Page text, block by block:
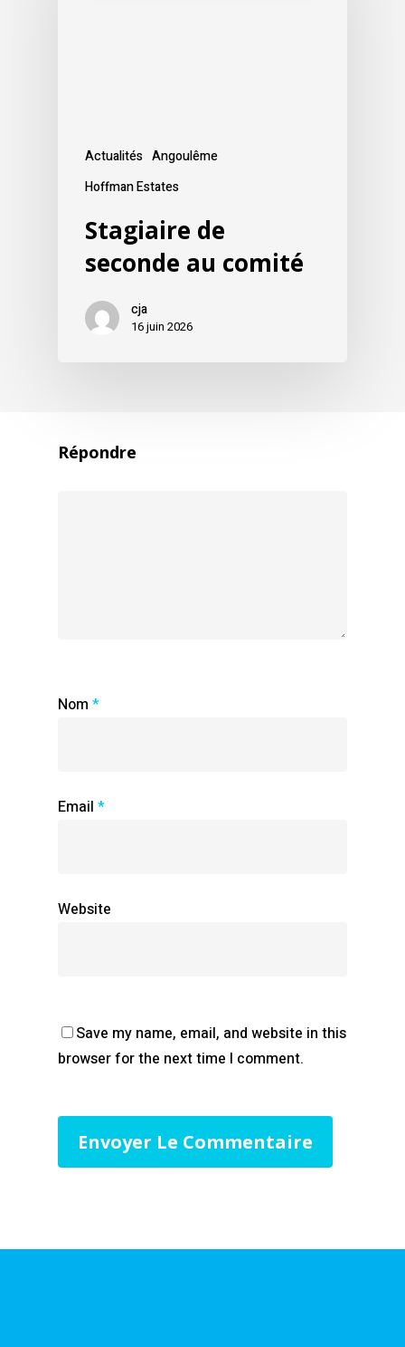
Actualités Angoulême
Hoffman Estates
Stagiaire de
seconde au comité
cja
16 juin 2026
Répondre
Nom *
Email *
Website
Save my name, email, and website in this
browser for the next time I comment.